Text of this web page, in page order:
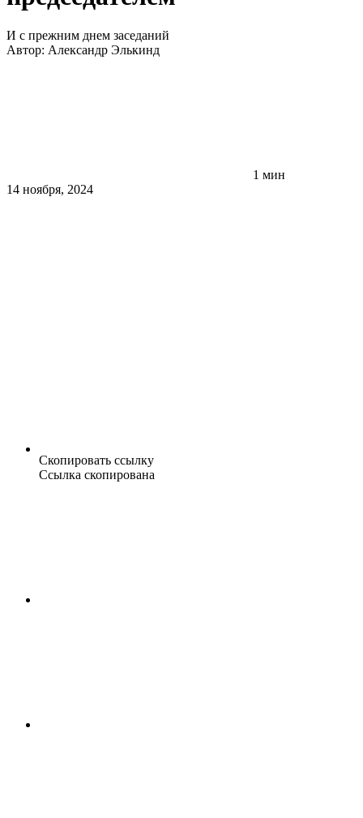
И с прежним днем заседаний
Автор: Александр Элькинд
1 мин
14 ноября, 2024
Скопировать ссылку
Ссылка скопирована